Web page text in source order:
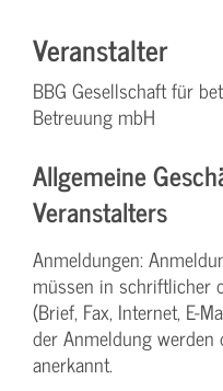
Veranstalter
BBG Gesellschaft für
Betreuung mbH
Allgemeine
Veranstalters
Anmeldungen:
müssen in schriftlicher
(Brief, Fax, Internet, E-
der Anmeldung werden
anerkannt.